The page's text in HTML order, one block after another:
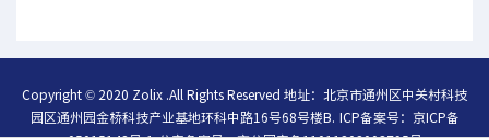
Copyright © 2020 Zolix .All Rights Reserved 地址：北京市通州区中关村科技
园区通州园金桥科技产业基地环科中路16号68号楼B.
ICP备案号： 京ICP备